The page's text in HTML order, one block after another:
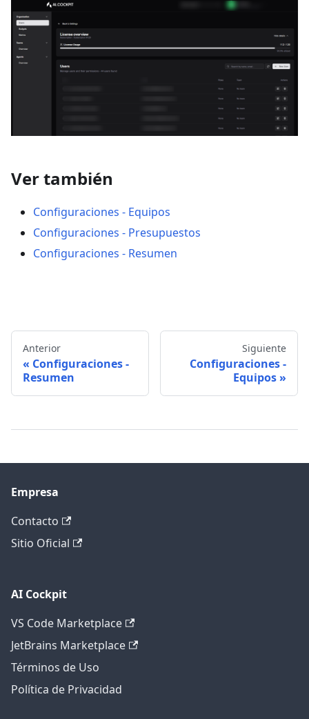
Ver también
Configuraciones - Equipos
Configuraciones - Presupuestos
Configuraciones - Resumen
Anterior
Configuraciones -
Resumen
Siguiente
Configuraciones -
Equipos
Empresa
Contacto
Sitio Oficial
AI Cockpit
VS Code Marketplace
JetBrains Marketplace
Términos de Uso
Política de Privacidad